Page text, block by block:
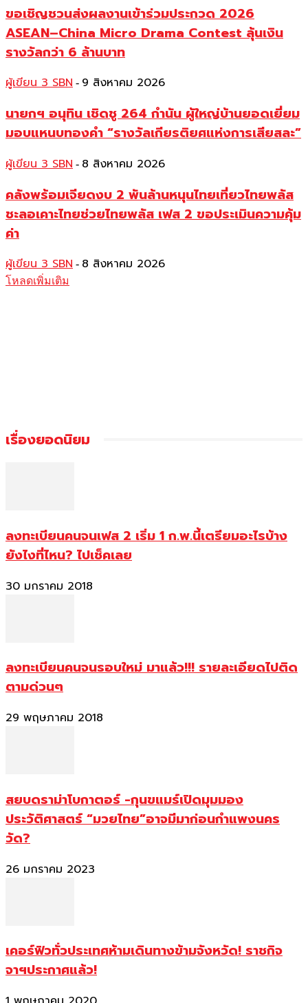
ขอเชิญชวนส่งผลงานเข้าร่วมประกวด 2026
ASEAN–China Micro Drama Contest ลุ้นเงิน
รางวัลกว่า 6 ล้านบาท
ผู้เขียน 3 SBN - 9 สิงหาคม 2026
นายกฯ อนุทิน เชิดชู 264 กำนัน ผู้ใหญ่บ้านยอดเยี่ยม
มอบแหนบทองคำ “รางวัลเกียรติยศแห่งการเสียสละ”
ผู้เขียน 3 SBN - 8 สิงหาคม 2026
คลังพร้อมเจียดงบ 2 พันล้านหนุนไทยเที่ยวไทยพลัส
ชะลอเคาะไทยช่วยไทยพลัส เฟส 2 ขอประเมินความคุ้ม
ค่า
ผู้เขียน 3 SBN - 8 สิงหาคม 2026
โหลดเพิ่มเติม
เรื่องยอดนิยม
ลงทะเบียนคนจนเฟส 2 เริ่ม 1 ก.พ.นี้เตรียมอะไรบ้าง
ยังไงที่ไหน? ไปเช็คเลย
30 มกราคม 2018
ลงทะเบียนคนจนรอบใหม่ มาแล้ว!!! รายละเอียดไปติด
ตามด่วนๆ
29 พฤษภาคม 2018
สยบดราม่าโบกาตอร์ -กุนขแมร์เปิดมุมมอง
ประวัติศาสตร์ “มวยไทย”อาจมีมาก่อนกำแพงนคร
วัด?
26 มกราคม 2023
เคอร์ฟิวทั่วประเทศห้ามเดินทางข้ามจังหวัด! ราชกิจ
จาฯประกาศแล้ว!